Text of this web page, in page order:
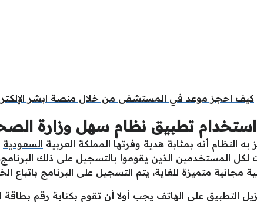
كيف احجز موعد في المستشفى من خلال منصة ابشر
تطبيق نظام سهل وزارة
به النظام أنه بمثابة هدية وفرتها المملكة العربية السعودية
المستخدمين الذين يقوموا بالتسجيل على ذلك
مجانية متميزة للغاية، يتم التسجيل على البرنامج باتباع
التطبيق على الهاتف يجب أولا أن تقوم بكتابة رقم